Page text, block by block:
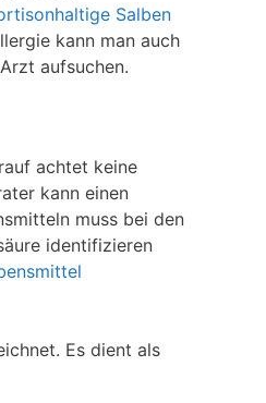
Salben
kann man auch
aufsuchen.
achtet keine
kann einen
muss bei den
identifizieren
Es dient als